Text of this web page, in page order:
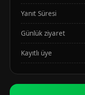
Yanıt Süresi
Günlük ziyaret
Kayıtlı üye